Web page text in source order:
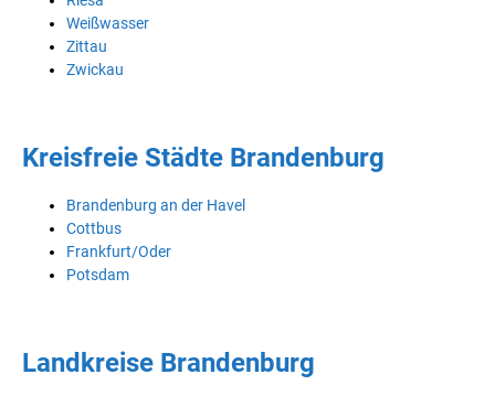
Weißwasser
Zittau
Zwickau
Kreisfreie Städte Brandenburg
Brandenburg an der Havel
Cottbus
Frankfurt/Oder
Potsdam
Landkreise Brandenburg